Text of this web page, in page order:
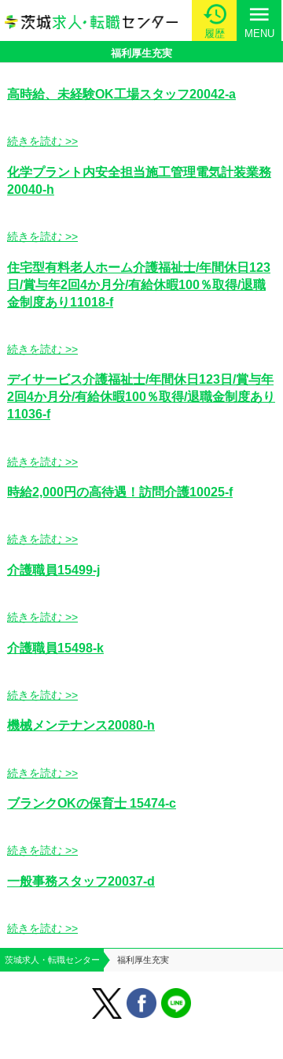
履歴
menu
MENU
福利厚生充実
高時給、未経験OK工場スタッフ20042-a
続きを読む >>
化学プラント内安全担当施工管理電気計装業務
20040-h
続きを読む >>
住宅型有料老人ホーム介護福祉士/年間休日123
日/賞与年2回4か月分/有給休暇100％取得/退職
金制度あり11018-f
続きを読む >>
デイサービス介護福祉士/年間休日123日/賞与年
2回4か月分/有給休暇100％取得/退職金制度あり
11036-f
続きを読む >>
時給2,000円の高待遇！訪問介護10025-f
続きを読む >>
介護職員15499-j
続きを読む >>
介護職員15498-k
続きを読む >>
機械メンテナンス20080-h
続きを読む >>
ブランクOKの保育士 15474-c
続きを読む >>
一般事務スタッフ20037-d
続きを読む >>
茨城求人・転職センター 福利厚生充実